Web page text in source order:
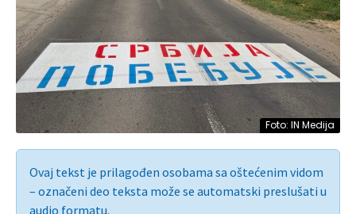
Foto: IN Medija
Ovaj tekst je prilagođen osobama sa oštećenim vidom
– označeni deo teksta može se automatski preslušati u
audio formatu.